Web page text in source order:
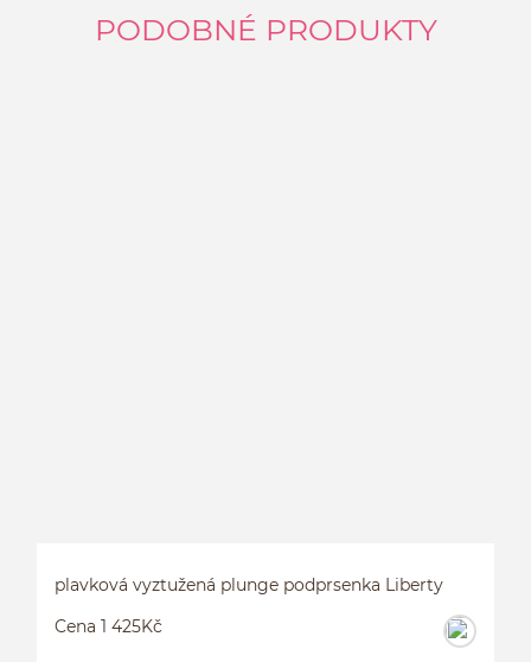
PODOBNÉ PRODUKTY
plavková vyztužená plunge podprsenka Liberty
Cena 1 425Kč